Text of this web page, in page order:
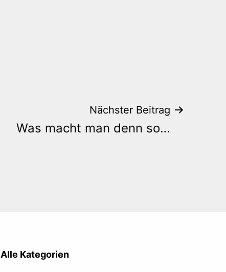
Nächster Beitrag
Was macht man denn so…
Alle Kategorien